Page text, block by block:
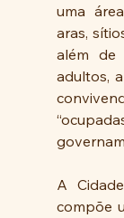
uma
aras,
além de
adultos,
A
compõe